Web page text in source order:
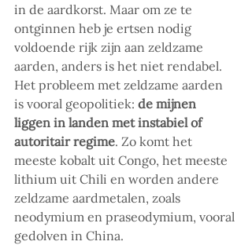
in de aardkorst. Maar om ze te
ontginnen heb je ertsen nodig
voldoende rijk zijn aan zeldzame
aarden, anders is het niet rendabel.
Het probleem met zeldzame aarden
is vooral geopolitiek: de mijnen
liggen in landen met instabiel of
autoritair regime. Zo komt het
meeste kobalt uit Congo, het meeste
lithium uit Chili en worden andere
zeldzame aardmetalen, zoals
neodymium en praseodymium, vooral
gedolven in China.